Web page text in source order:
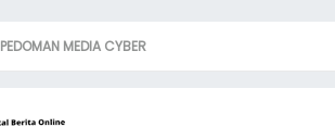
PEDOMAN MEDIA CYBER